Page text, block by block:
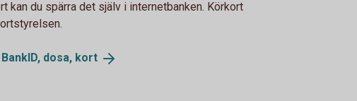
kan du spärra det själv i internetbanken. Körkort
dosa, kort